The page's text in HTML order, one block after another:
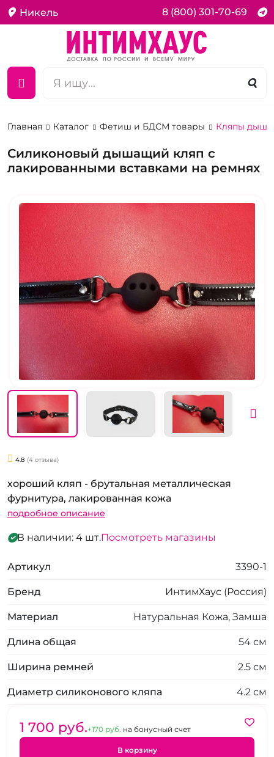
Никель 8 (800) 301-70-69
Главная Каталог Фетиш и БДСМ товары Кляпы
Силиконовый дышащий кляп с
лакированными вставками на ремнях
4.8 (4 отзыва)
хороший кляп - брутальная металлическая
фурнитура, лакированная кожа
подробное описание
В наличии: 4 шт.Посмотреть магазины
Артикул 3390-1
Бренд ИнтимХаус (Россия)
Материал Натуральная Кожа, Замша
Длина общая 54 см
Ширина ремней 2.5 см
Диаметр силиконового кляпа 4.2 см
1 700 pуб.+170 pуб. на бонусный счет
В корзину